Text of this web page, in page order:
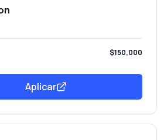
$150,000
Aplicar